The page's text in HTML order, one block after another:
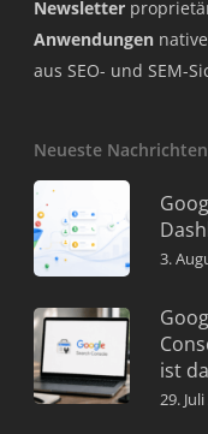
Newsletter
Anwendungen
aus SEO- und SEM-
Neueste Nachrichten
3.
ist
29.